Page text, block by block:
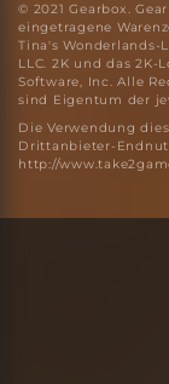
© 2021 Gearbox.
eingetragene
Tina's Wonderlands-
LLC. 2K und das 2K-
Software, Inc. Alle
sind Eigentum der
Die Verwendung
Drittanbieter-
http://